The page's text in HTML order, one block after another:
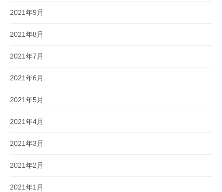
2021年9月
2021年8月
2021年7月
2021年6月
2021年5月
2021年4月
2021年3月
2021年2月
2021年1月